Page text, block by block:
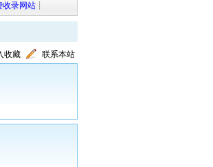
收录网站 ┊
收藏 联系本站